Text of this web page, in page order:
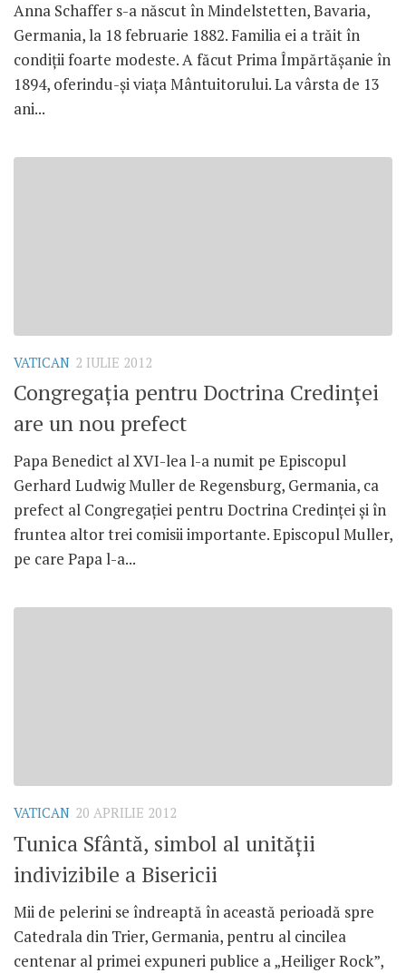
Anna Schaffer s-a născut în Mindelstetten, Bavaria,
Germania, la 18 februarie 1882. Familia ei a trăit în
condiţii foarte modeste. A făcut Prima Împărtăşanie în
1894, oferindu-şi viaţa Mântuitorului. La vârsta de 13
ani...
VATICAN 2 IULIE 2012
Congregaţia pentru Doctrina Credinţei
are un nou prefect
Papa Benedict al XVI-lea l-a numit pe Episcopul
Gerhard Ludwig Muller de Regensburg, Germania, ca
prefect al Congregaţiei pentru Doctrina Credinţei şi în
fruntea altor trei comisii importante. Episcopul Muller,
pe care Papa l-a...
VATICAN 20 APRILIE 2012
Tunica Sfântă, simbol al unităţii
indivizibile a Bisericii
Mii de pelerini se îndreaptă în această perioadă spre
Catedrala din Trier, Germania, pentru al cincilea
centenar al primei expuneri publice a „Heiliger Rock”,